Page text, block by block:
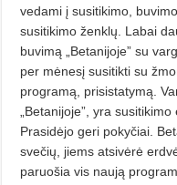
vedami į susitikimo,
susitikimo ženklų. Labai
buvimą „Betanijoje” su
per mėnesį susitikti su
programą, prisistatymą.
„Betanijoje”, yra
Prasidėjo geri pokyčiai.
svečių, jiems atsivėrė
paruošia vis naują